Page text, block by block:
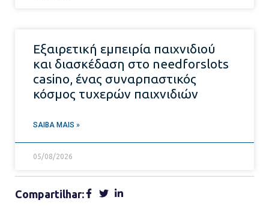
Εξαιρετική εμπειρία παιχνιδιού
και διασκέδαση στο needforslots
casino, ένας συναρπαστικός
κόσμος τυχερών παιχνιδιών
SAIBA MAIS »
05/08/2026
Compartilhar: